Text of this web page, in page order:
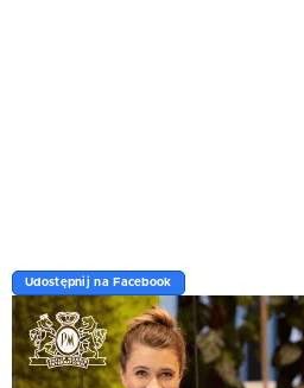
Udostępnij na Facebook